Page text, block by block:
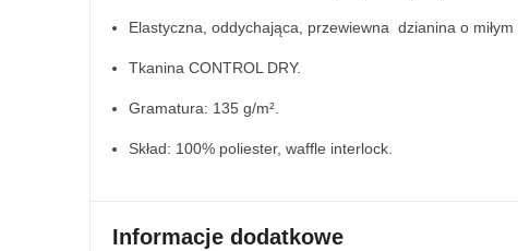
Elastyczna, oddychająca, przewiewna dzianina o
Tkanina CONTROL DRY.
Gramatura: 135 g/m².
Skład: 100% poliester, waffle interlock.
Informacje dodatkowe